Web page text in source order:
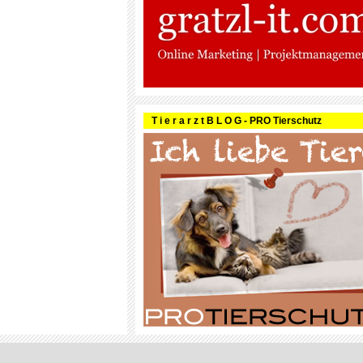
T i e r a r z t B L O G - PRO Tierschutz